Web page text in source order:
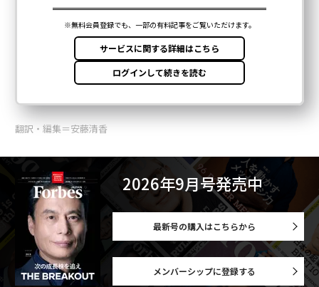
翻訳・編集＝安藤清香
2026年9月号発売中
最新号の購入はこちらから
メンバーシップに登録する